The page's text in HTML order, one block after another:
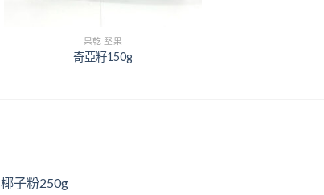
果乾 堅果
奇亞籽150g
椰子粉250g